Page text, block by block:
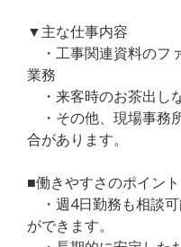
▼主な仕事内容
・工事関連資料のフ
業務
・来客時のお茶出し
・その他、現場事務
合があります。
■働きやすさのポイント
・週4日勤務も相談
ができます。